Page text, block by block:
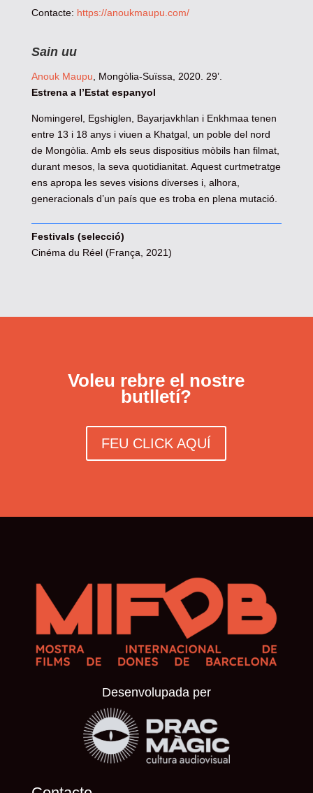
Contacte: https://anoukmaupu.com/
Sain uu
Anouk Maupu, Mongòlia-Suïssa, 2020. 29’.
Estrena a l’Estat espanyol
Nomingerel, Egshiglen, Bayarjavkhlan i Enkhmaa tenen
entre 13 i 18 anys i viuen a Khatgal, un poble del nord
de Mongòlia. Amb els seus dispositius mòbils han filmat,
durant mesos, la seva quotidianitat. Aquest curtmetratge
ens apropa les seves visions diverses i, alhora,
generacionals d’un país que es troba en plena mutació.
Festivals (selecció)
Cinéma du Réel (França, 2021)
Voleu rebre el nostre
butlletí?
FEU CLICK AQUÍ
Desenvolupada per